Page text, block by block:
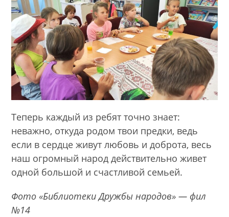
Теперь каждый из ребят точно знает:
неважно, откуда родом твои предки, ведь
если в сердце живут любовь и доброта, весь
наш огромный народ действительно живет
одной большой и счастливой семьей.
Фото «Библиотеки Дружбы народов» — фил
№14